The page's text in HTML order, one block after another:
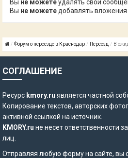
Вы не можетеудалять свои
Вы не можете добавлять вложения
Форум о переезде в Краснодар Переезд В
СОГЛАШЕНИЕ
Ресурс kmory.ru является частной
Копирование текстов, авторских
активной ссылкой на источник.
KMORY.ru не несет ответственности
лиц.
Отправляя любую форму на сайте, вы